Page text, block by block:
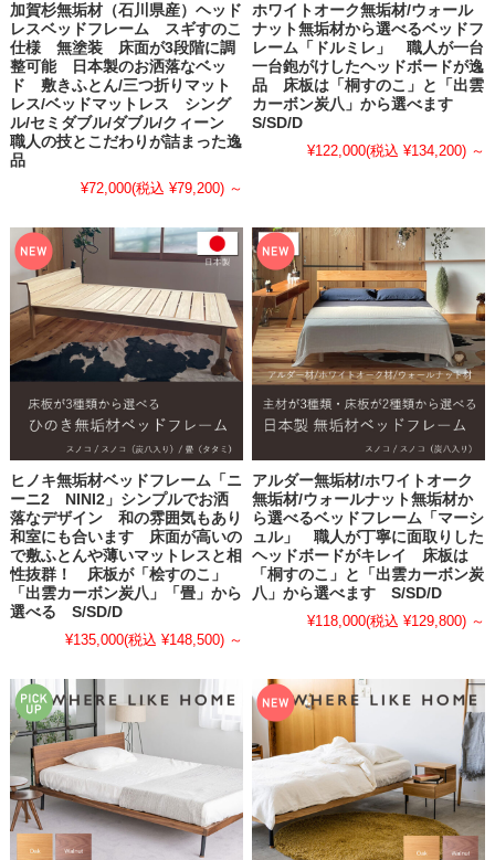
加賀杉無垢材（石川県産）ヘッド
レスベッドフレーム スギすのこ
仕様 無塗装 床面が3段階に調
整可能 日本製のお洒落なベッ
ド 敷きふとん/三つ折りマット
レス/ベッドマットレス シング
ル/セミダブル/ダブル/クィーン
職人の技とこだわりが詰まった逸
品
¥72,000(税込 ¥79,200) ～
ホワイトオーク無垢材/ウォール
ナット無垢材から選べるベッドフ
レーム「ドルミレ」 職人が一台
一台鉋がけしたヘッドボードが逸
品 床板は「桐すのこ」と「出雲
カーボン炭八」から選べます
S/SD/D
¥122,000(税込 ¥134,200) ～
ヒノキ無垢材ベッドフレーム「ニ
ーニ2 NINI2」シンプルでお洒
落なデザイン 和の雰囲気もあり
和室にも合います 床面が高いの
で敷ふとんや薄いマットレスと相
性抜群！ 床板が「桧すのこ」
「出雲カーボン炭八」「畳」から
選べる S/SD/D
¥135,000(税込 ¥148,500) ～
アルダー無垢材/ホワイトオーク
無垢材/ウォールナット無垢材か
ら選べるベッドフレーム「マーシ
ュル」 職人が丁寧に面取りした
ヘッドボードがキレイ 床板は
「桐すのこ」と「出雲カーボン炭
八」から選べます S/SD/D
¥118,000(税込 ¥129,800) ～